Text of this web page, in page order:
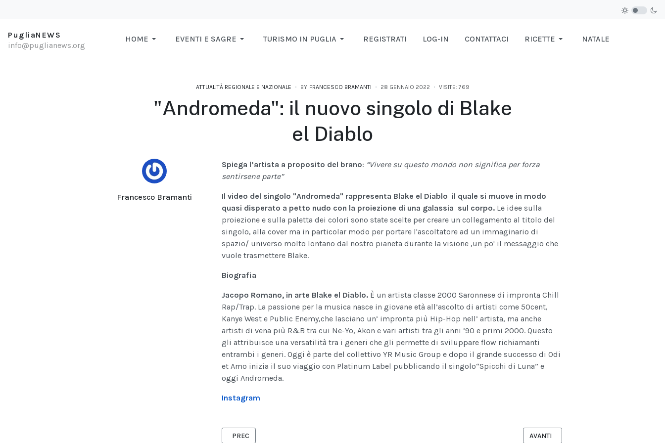
PugliaNEWS
info@puglianews.org
HOME EVENTI E SAGRE TURISMO IN PUGLIA REGISTRATI LOG-IN CONTATTACI RICETTE NATALE
ATTUALITÀ REGIONALE E NAZIONALE BY FRANCESCO BRAMANTI 28 GENNAIO 2022 VISITE: 769
"Andromeda": il nuovo singolo di Blake
el Diablo
Francesco Bramanti
Spiega l’artista a proposito del brano: “Vivere su questo mondo non significa per forza
sentirsene parte”
Il video del singolo "Andromeda" rappresenta Blake el Diablo il quale si muove in modo
quasi disperato a petto nudo con la proiezione di una galassia sul corpo. Le idee sulla
proiezione e sulla paletta dei colori sono state scelte per creare un collegamento al titolo del
singolo, alla cover ma in particolar modo per portare l'ascoltatore ad un immaginario di
spazio/ universo molto lontano dal nostro pianeta durante la visione ,un po' il messaggio che
vuole trasmettere Blake.
Biografia
Jacopo Romano, in arte Blake el Diablo. È un artista classe 2000 Saronnese di impronta Chill
Rap/Trap. La passione per la musica nasce in giovane età all’ascolto di artisti come 50cent,
Kanye West e Public Enemy,che lasciano un’ impronta più Hip-Hop nell’ artista, ma anche
artisti di vena più R&B tra cui Ne-Yo, Akon e vari artisti tra gli anni ’90 e primi 2000. Questo
gli attribuisce una versatilità tra i generi che gli permette di sviluppare flow richiamanti
entrambi i generi. Oggi è parte del collettivo YR Music Group e dopo il grande successo di Odi
et Amo inizia il suo viaggio con Platinum Label pubblicando il singolo“Spicchi di Luna” e
oggi Andromeda.
Instagram
ARTICOLO PRECEDENTE: “NMNF8″ DI LLOR3N FUORI SU TUTTI I DIGITAL STORE
PREC ARTICOLO SUCCESSIVO: JALISIA DOLLSON
AVANTI